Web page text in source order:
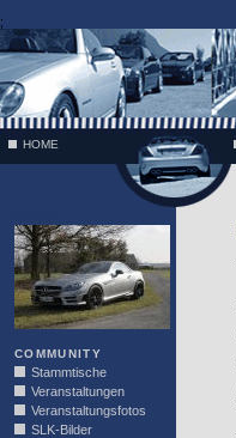
;
HOME
COMMUNITY
Stammtische
Veranstaltungen
Veranstaltungsfotos
SLK-Bilder